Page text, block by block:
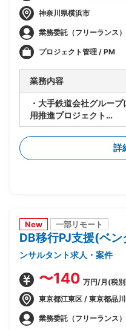
神奈川県横浜市
業務委託（フリーランス）
プロジェクト管理 / PM
業務内容
・大手鉄道会社グルー
用推進プロジェクト
・要件が固まっていな
セスの整理とAI活用方針
・顧客の業務プロセス
・課題の洗い出しと、
ダーマネジメント
・後続フェーズに向け
詳
New 一部リモート
DB移行PJ支援(ベ
ンサルタント求人・案件
〜140 万円/月(税
東京都江東区 / 東京都品
業務委託（フリーランス）